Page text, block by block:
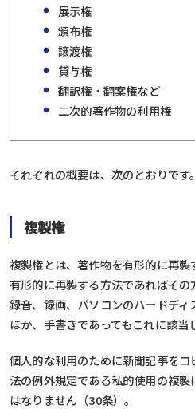
展示権
頒布権
譲渡権
貸与権
翻訳権・翻案権など
二次的著作物の利用権
それぞれの概要は、次のとおりです。
複製権
複製権とは、著作物を有形的に再製
有形的に再製する方法であればその
録音、録画、パソコンのハードデ
ほか、手書きであってもこれに該当
個人的な利用のために新聞記事を
法の例外規定である私的使用の複
はなりません（30条）。